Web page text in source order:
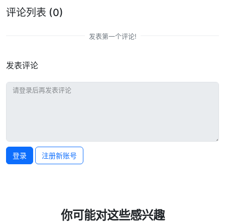
评论列表 (0)
发表第一个评论!
发表评论
登录 注册新账号
你可能对这些感兴趣